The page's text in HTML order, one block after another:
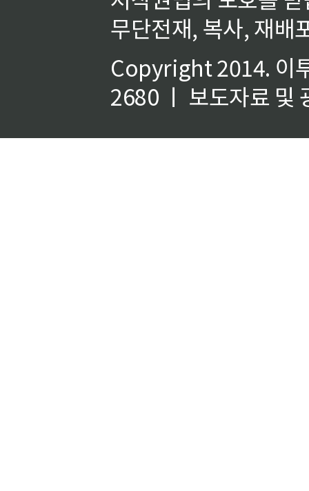
무단전재, 복사, 재배
Copyright 2014. 이
2680 ㅣ 보도자료